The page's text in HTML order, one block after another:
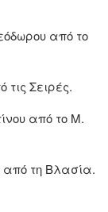
από το
Σειρές.
από το Μ.
τη Βλασία.